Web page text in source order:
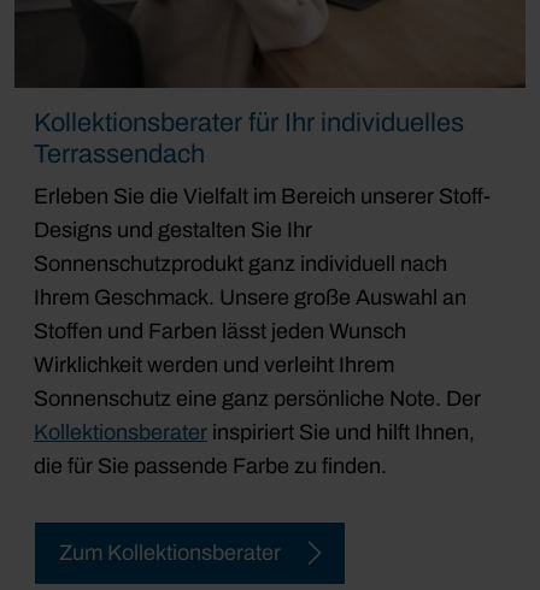
Kollektionsberater für Ihr individuelles
Terrassendach
Erleben Sie die Vielfalt im Bereich unserer Stoff-
Designs und gestalten Sie Ihr
Sonnenschutzprodukt ganz individuell nach
Ihrem Geschmack. Unsere große Auswahl an
Stoffen und Farben lässt jeden Wunsch
Wirklichkeit werden und verleiht Ihrem
Sonnenschutz eine ganz persönliche Note. Der
Kollektionsberater inspiriert Sie und hilft Ihnen,
die für Sie passende Farbe zu finden.
Zum Kollektionsberater